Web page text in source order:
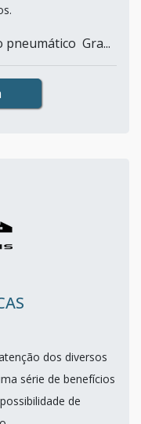
Gra...
dos diversos
série de benefícios
de